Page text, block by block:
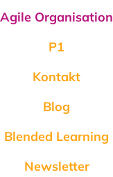
Agile Organisation
P1
Kontakt
Blog
Blended Learning
Newsletter